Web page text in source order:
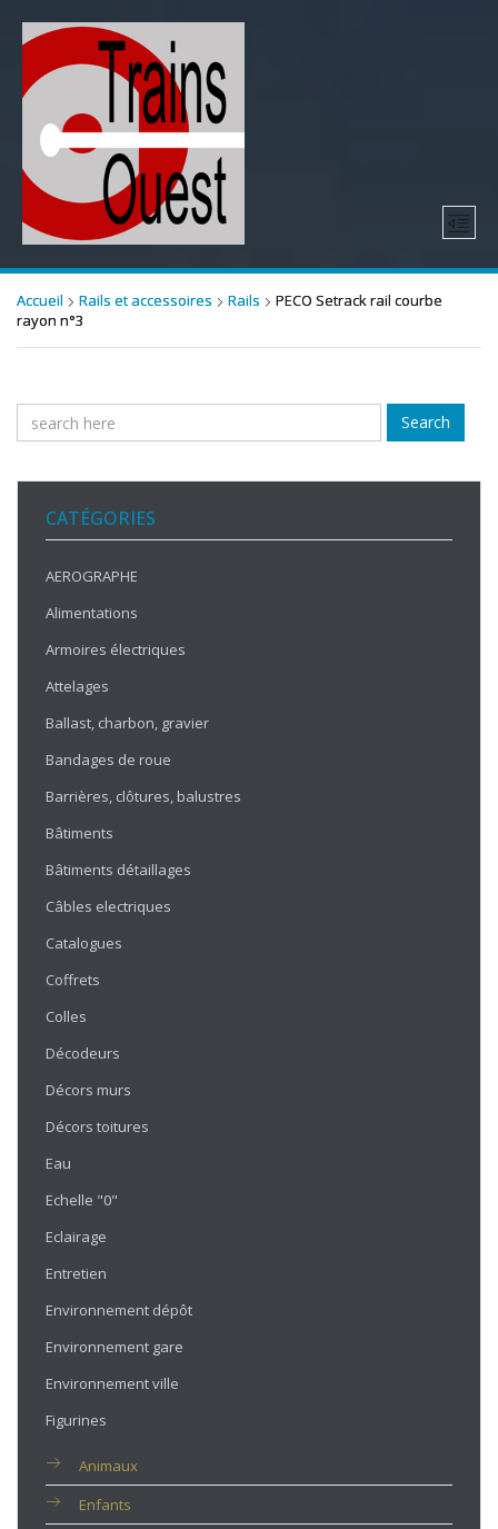
Accueil Rails et accessoires Rails
PECO Setrack rail courbe
rayon n°3
Search
CATÉGORIES
AEROGRAPHE
Alimentations
Armoires électriques
Attelages
Ballast, charbon, gravier
Bandages de roue
Barrières, clôtures, balustres
Bâtiments
Bâtiments détaillages
Câbles electriques
Catalogues
Coffrets
Colles
Décodeurs
Décors murs
Décors toitures
Eau
Echelle "0"
Eclairage
Entretien
Environnement dépôt
Environnement gare
Environnement ville
Figurines
Animaux
Enfants